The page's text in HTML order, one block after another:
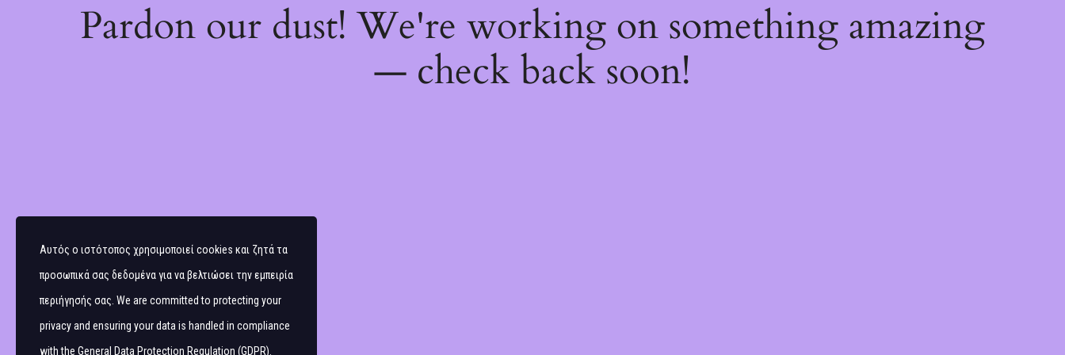
Pardon our dust! We're working on something amazing
— check back soon!
Αυτός ο ιστότοπος χρησιμοποιεί cookies και ζητά τα
προσωπικά σας δεδομένα για να βελτιώσει την εμπειρία
περιήγησής σας. We are committed to protecting your
privacy and ensuring your data is handled in compliance
with the General Data Protection Regulation (GDPR)